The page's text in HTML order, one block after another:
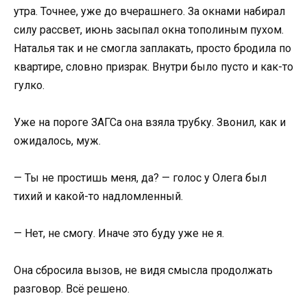
утра. Точнее, уже до вчерашнего. За окнами набирал
силу рассвет, июнь засыпал окна тополиным пухом.
Наталья так и не смогла заплакать, просто бродила по
квартире, словно призрак. Внутри было пусто и как-то
гулко.
Уже на пороге ЗАГСа она взяла трубку. Звонил, как и
ожидалось, муж.
— Ты не простишь меня, да? — голос у Олега был
тихий и какой-то надломленный.
— Нет, не смогу. Иначе это буду уже не я.
Она сбросила вызов, не видя смысла продолжать
разговор. Всё решено.